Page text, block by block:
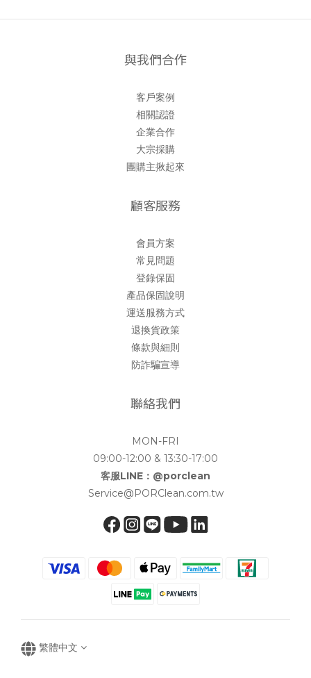
與我們合作
客戶案例
相關認證
企業合作
大宗採購
團購主揪起來
顧客服務
會員方案
常見問題
登錄保固
產品保固說明
運送服務方式
退換貨政策
條款與細則
防詐騙宣導
聯絡我們
MON-FRI
09:00-12:00 & 13:30-17:00
客服LINE：@porclean
Service@PORClean.com.tw
繁體中文